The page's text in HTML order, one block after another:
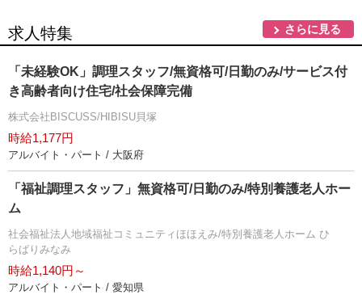
求人特集 さらに見る
「未経験OK」調理スタッフ/無資格可/日勤のみ/サービス付
き高齢者向け住宅/社会保障完備
株式会社BISCUSS/HIBISU貝塚
時給1,177円
アルバイト・パート / 大阪府
「福祉調理スタッフ」無資格可/日勤のみ/特別養護老人ホー
ム
社会福祉法人地域福祉コミュニティほほえみ/特別養護老人ホーム ひ
らばりみなみ
時給1,140円～
アルバイト・パート / 愛知県